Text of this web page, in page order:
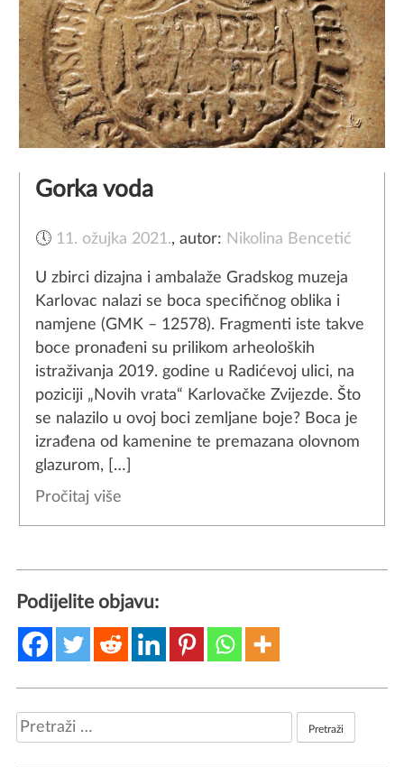
Gorka voda
🕔 11. ožujka 2021.,autor: Nikolina Bencetić
U zbirci dizajna i ambalaže Gradskog muzeja
Karlovac nalazi se boca specifičnog oblika i
namjene (GMK – 12578). Fragmenti iste takve
boce pronađeni su prilikom arheoloških
istraživanja 2019. godine u Radićevoj ulici, na
poziciji „Novih vrata“ Karlovačke Zvijezde. Što
se nalazilo u ovoj boci zemljane boje? Boca je
izrađena od kamenine te premazana olovnom
glazurom, […]
Pročitaj više
Podijelite objavu:
Pretraži: